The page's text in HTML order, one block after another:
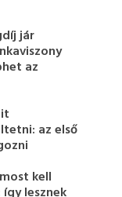
jár
az
az első
kell
lesznek